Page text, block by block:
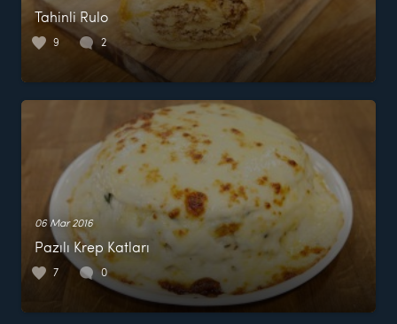
Tahinli Rulo
9 2
06 Mar 2016
Pazılı Krep Katları
7 0